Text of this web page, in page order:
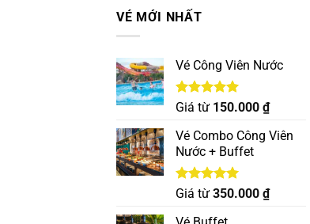
VÉ MỚI NHẤT
Vé Công Viên Nước
Được xếp
5 sao
Giá từ 150.000 ₫
Vé Combo Công Viên
Nước + Buffet
Được xếp
5 sao
Giá từ 350.000 ₫